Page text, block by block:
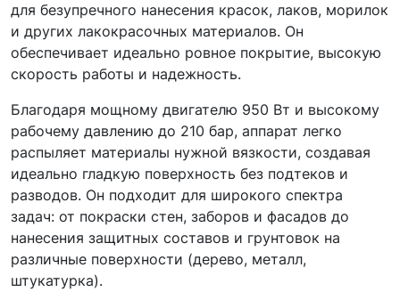
для безупречного нанесения красок, лаков, морилок
и других лакокрасочных материалов. Он
обеспечивает идеально ровное покрытие, высокую
скорость работы и надежность.
Благодаря мощному двигателю 950 Вт и высокому
рабочему давлению до 210 бар, аппарат легко
распыляет материалы нужной вязкости, создавая
идеально гладкую поверхность без подтеков и
разводов. Он подходит для широкого спектра
задач: от покраски стен, заборов и фасадов до
нанесения защитных составов и грунтовок на
различные поверхности (дерево, металл,
штукатурка).